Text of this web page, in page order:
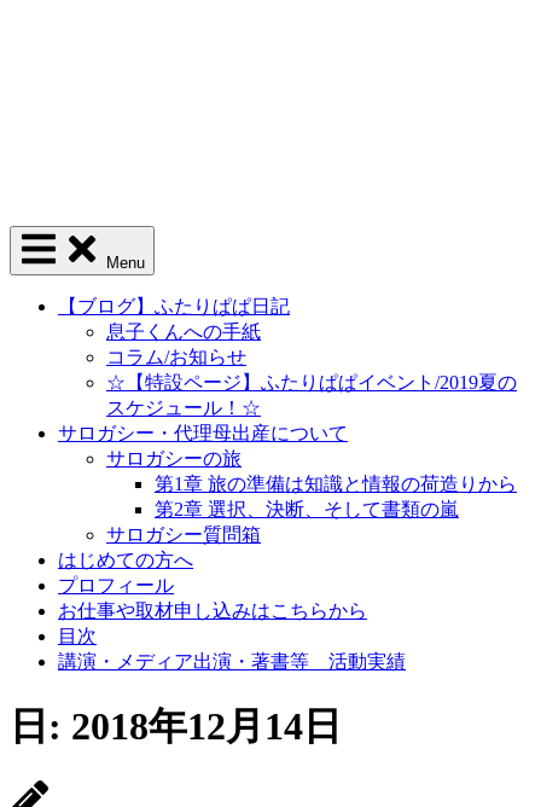
Menu
【ブログ】ふたりぱぱ日記
息子くんへの手紙
コラム/お知らせ
☆【特設ページ】ふたりぱぱイベント/2019夏の
スケジュール！☆
サロガシー・代理母出産について
サロガシーの旅
第1章 旅の準備は知識と情報の荷造りから
第2章 選択、決断、そして書類の嵐
サロガシー質問箱
はじめての方へ
プロフィール
お仕事や取材申し込みはこちらから
目次
講演・メディア出演・著書等 活動実績
日: 2018年12月14日